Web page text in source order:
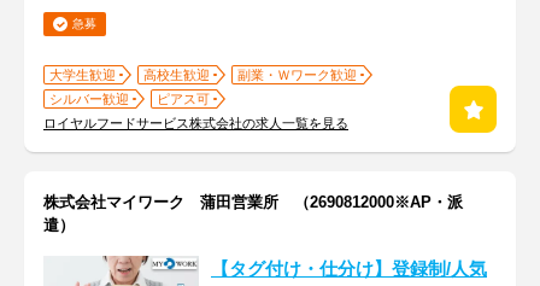
急募
大学生歓迎 高校生歓迎
副業・Ｗワーク歓迎
シルバー歓迎
ピアス可
ロイヤルフードサービス株式会社の求人一覧を見る
株式会社マイワーク 蒲田営業所 （2690812000※AP・派
遣）
【タグ付け・仕分け】登録制/人気